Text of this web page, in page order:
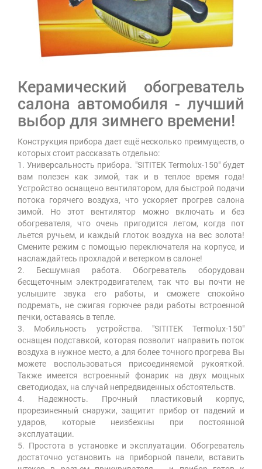
Керамический обогреватель
салона автомобиля - лучший
выбор для зимнего времени!
Конструкция прибора дает ещё несколько преимуществ, о
которых стоит рассказать отдельно:
1. Универсальность прибора. "SITITEK Termolux-150" будет
вам полезен как зимой, так и в теплое время года!
Устройство оснащено вентилятором, для быстрой подачи
потока горячего воздуха, что ускоряет прогрев салона
зимой. Но этот вентилятор можно включать и без
обогревателя, что очень пригодится летом, когда пот
льется ручьем, и каждый глоток воздуха на вес золота!
Смените режим с помощью переключателя на корпусе, и
наслаждайтесь прохладой и ветерком в салоне!
2. Бесшумная работа. Обогреватель оборудован
бесщеточным электродвигателем, так что вы почти не
услышите звука его работы, и сможете спокойно
подремать, не сжигая горючее ради работы встроенной
печки, оставаясь в тепле.
3. Мобильность устройства. "SITITEK Termolux-150"
оснащен подставкой, которая позволит направить поток
воздуха в нужное место, а для более точного прогрева Вы
можете воспользоваться присоединяемой рукояткой.
Также имеется встроенный фонарик на двух мощных
светодиодах, на случай непредвиденных обстоятельств.
4. Надежность. Прочный пластиковый корпус,
прорезиненный снаружи, защитит прибор от падений и
ударов, которые неизбежны при постоянной
эксплуатации.
5. Простота в установке и эксплуатации. Обогреватель
достаточно установить на приборной панели, вставить